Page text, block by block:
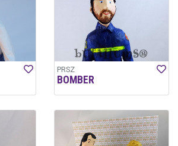
PRSZ
BOMBER